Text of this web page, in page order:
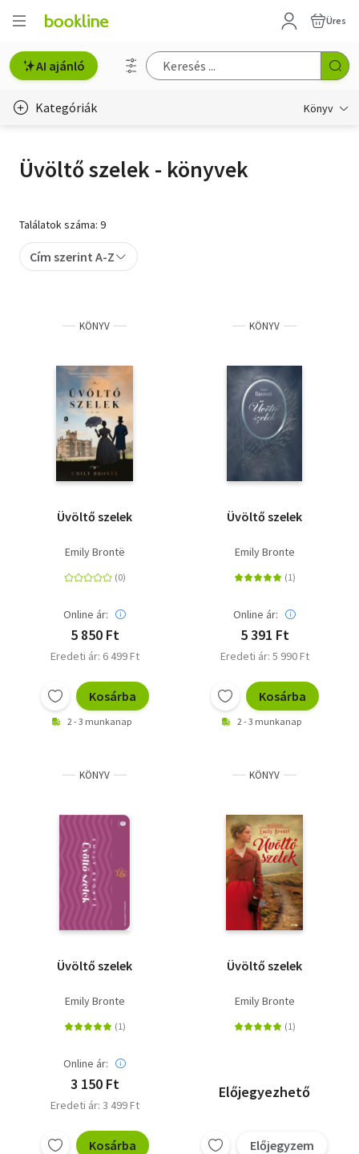
Üres
AI ajánló
Kategóriák Könyv
Erotika
Hobbi, szabadidő
Szótár, nyelvkönyv
Tankönyv, segédkönyv
Társadalomtudomány
Történelem
Üvöltő szelek - könyvek
Találatok száma: 9
Cím szerint A-Z
KÖNYV
Üvöltő szelek
Emily Brontë
Online ár:
5 850 Ft
Eredeti ár: 6 499 Ft
Kosárba
2 - 3 munkanap
KÖNYV
Üvöltő szelek
Emily Bronte
Online ár:
5 391 Ft
Eredeti ár: 5 990 Ft
Kosárba
2 - 3 munkanap
KÖNYV
Üvöltő szelek
Emily Bronte
Online ár:
3 150 Ft
Eredeti ár: 3 499 Ft
Kosárba
KÖNYV
Üvöltő szelek
Emily Bronte
Előjegyezhető
Előjegyzem